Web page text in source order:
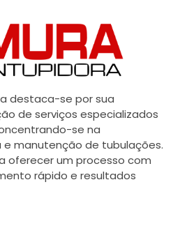
destaca-se por sua
de serviços especializados
se na
manutenção de tubulações.
oferecer um processo com
rápido e resultados